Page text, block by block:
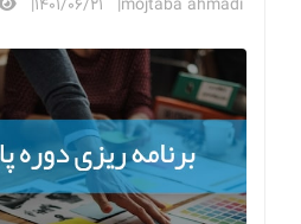
mojtaba ahmadi
1401/06/21